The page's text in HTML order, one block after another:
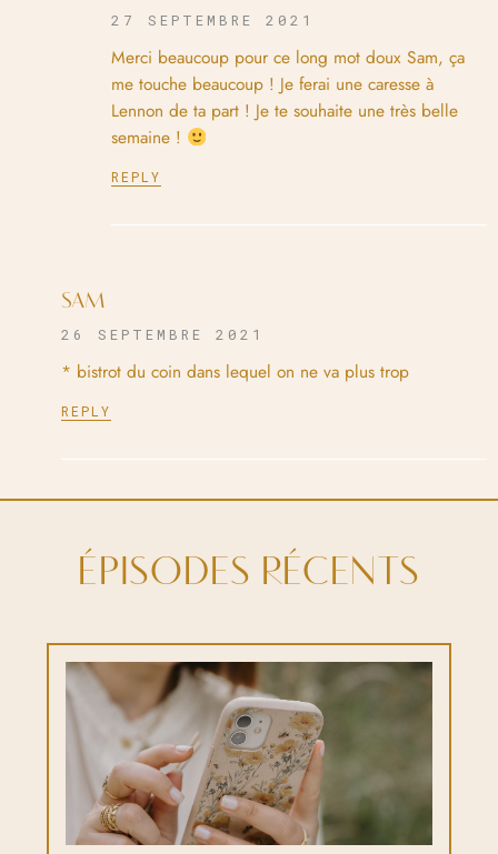
27 SEPTEMBRE 2021
Merci beaucoup pour ce long mot doux Sam, ça
me touche beaucoup ! Je ferai une caresse à
Lennon de ta part ! Je te souhaite une très belle
semaine !
REPLY
SAM
26 SEPTEMBRE 2021
* bistrot du coin dans lequel on ne va plus trop
REPLY
ÉPISODES RÉCENTS